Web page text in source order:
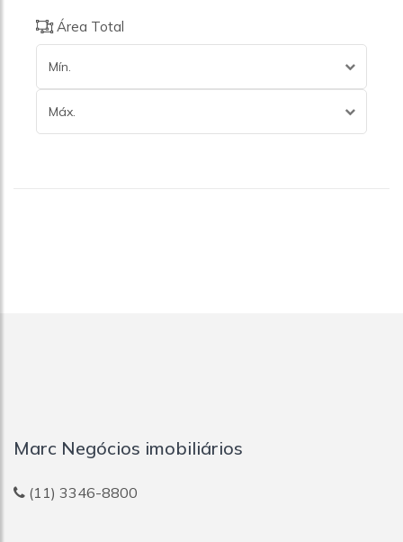
Área Total
Mín.
Máx.
Marc Negócios imobiliários
(11) 3346-8800